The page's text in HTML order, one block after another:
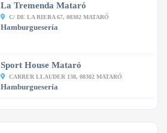
La Tremenda Mataró
C/ DE LA RIERA 67, 08302 MATARÓ
Hamburguesería
Sport House Mataró
CARRER LLAUDER 138, 08302 MATARÓ
Hamburguesería